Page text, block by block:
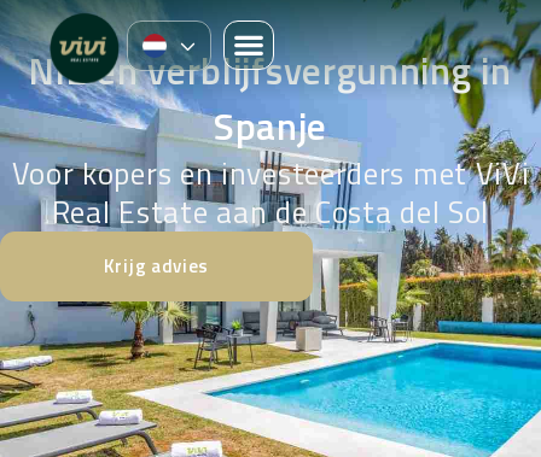
NIE en verblijfsvergunning in
Spanje
Voor kopers en investeerders met ViVi
Real Estate aan de Costa del Sol
Krijg advies